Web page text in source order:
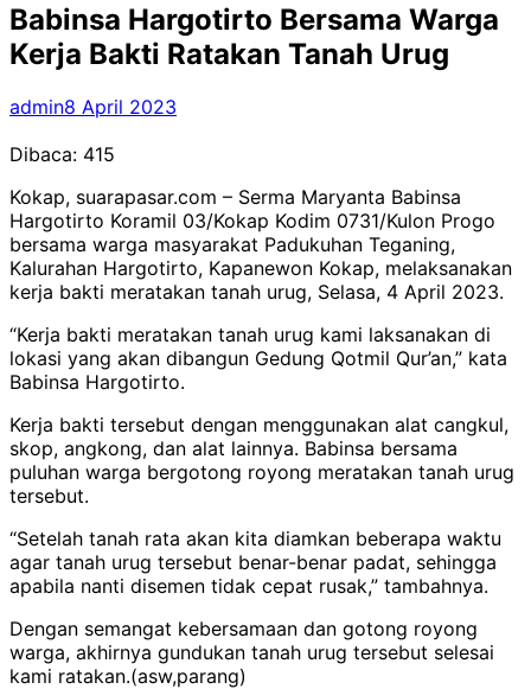
Babinsa Hargotirto Bersama Warga
Kerja Bakti Ratakan Tanah Urug
admin8 April 2023
Dibaca: 415
Kokap, suarapasar.com – Serma Maryanta Babinsa
Hargotirto Koramil 03/Kokap Kodim 0731/Kulon Progo
bersama warga masyarakat Padukuhan Teganing,
Kalurahan Hargotirto, Kapanewon Kokap, melaksanakan
kerja bakti meratakan tanah urug, Selasa, 4 April 2023.
“Kerja bakti meratakan tanah urug kami laksanakan di
lokasi yang akan dibangun Gedung Qotmil Qur’an,” kata
Babinsa Hargotirto.
Kerja bakti tersebut dengan menggunakan alat cangkul,
skop, angkong, dan alat lainnya. Babinsa bersama
puluhan warga bergotong royong meratakan tanah urug
tersebut.
“Setelah tanah rata akan kita diamkan beberapa waktu
agar tanah urug tersebut benar-benar padat, sehingga
apabila nanti disemen tidak cepat rusak,” tambahnya.
Dengan semangat kebersamaan dan gotong royong
warga, akhirnya gundukan tanah urug tersebut selesai
kami ratakan.(asw,parang)